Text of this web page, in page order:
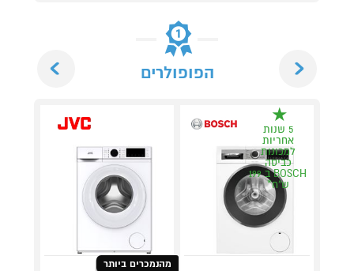
הפופולרים
5 שנות
אחריות
למכונות
כביסה
BOSCH ב 199
ש"ח*
מהנמכרים ביותר